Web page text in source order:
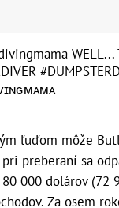
WELL...
ľuďom môže
preberaní sa
000 dolárov (72
Za osem